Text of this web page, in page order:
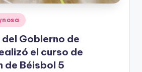
Gobierno de
el curso de
Béisbol 5